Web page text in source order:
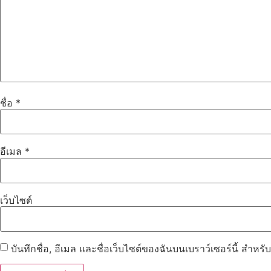
ชื่อ *
อีเมล *
เว็บไซต์
บันทึกชื่อ, อีเมล และชื่อเว็บไซต์ของฉันบนเบราว์เซอร์นี้ สำหรั